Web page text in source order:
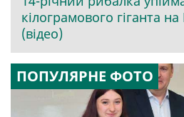
кілограмового гіганта
(відео)
ПОПУЛЯРНЕ ФОТО